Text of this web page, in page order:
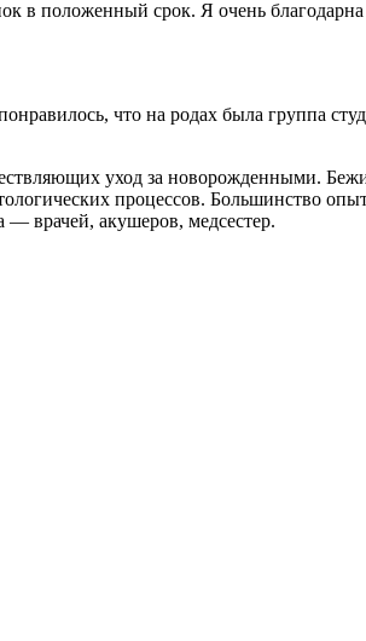
в положенный срок. Я очень
что на родах была группа
уход за новорожденными.
процессов. Большинство
врачей, акушеров, медсестер.